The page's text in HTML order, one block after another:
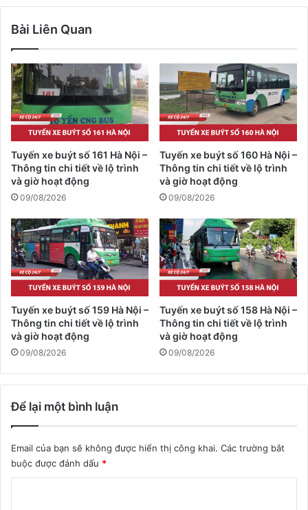
Bài Liên Quan
Tuyến xe buýt số 161 Hà Nội –
Thông tin chi tiết về lộ trình
và giờ hoạt động
09/08/2026
Tuyến xe buýt số 160 Hà Nội –
Thông tin chi tiết về lộ trình
và giờ hoạt động
09/08/2026
Tuyến xe buýt số 159 Hà Nội –
Thông tin chi tiết về lộ trình
và giờ hoạt động
09/08/2026
Tuyến xe buýt số 158 Hà Nội –
Thông tin chi tiết về lộ trình
và giờ hoạt động
09/08/2026
Để lại một bình luận
Email của bạn sẽ không được hiển thị công khai. Các trường bắt
buộc được đánh dấu *